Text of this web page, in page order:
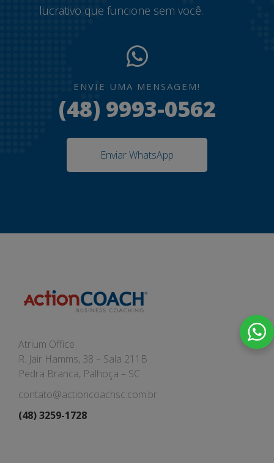
lucrativo que funcione sem você.
ENVIE UMA MENSAGEM!
(48) 9993-0562
Enviar WhatsApp
Atrium Office
R. Jair Hamms, 38 – Sala 211B
Pedra Branca, Palhoça – SC
contato@actioncoachsc.com.br
(48) 3259-1728